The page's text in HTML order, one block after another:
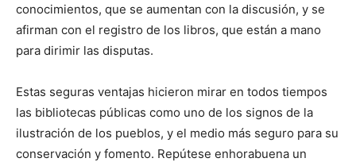
conocimientos, que se aumentan con la discusión, y se
afirman con el registro de los libros, que están a mano
para dirimir las disputas.
Estas seguras ventajas hicieron mirar en todos tiempos
las bibliotecas públicas como uno de los signos de la
ilustración de los pueblos, y el medio más seguro para su
conservación y fomento. Repútese enhorabuena un